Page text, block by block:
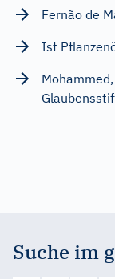
Fernão de
Ist
Suche im